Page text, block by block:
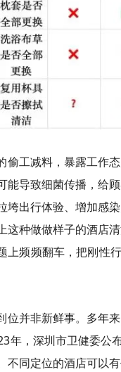
偷工减料，暴露工作
能导致细菌传播，给
垮出行体验、增加感
这种做做样子的酒店
上频频翻车，把刚性
位并非新鲜事。多年
年，深圳市卫健委公
不同定位的酒店可以